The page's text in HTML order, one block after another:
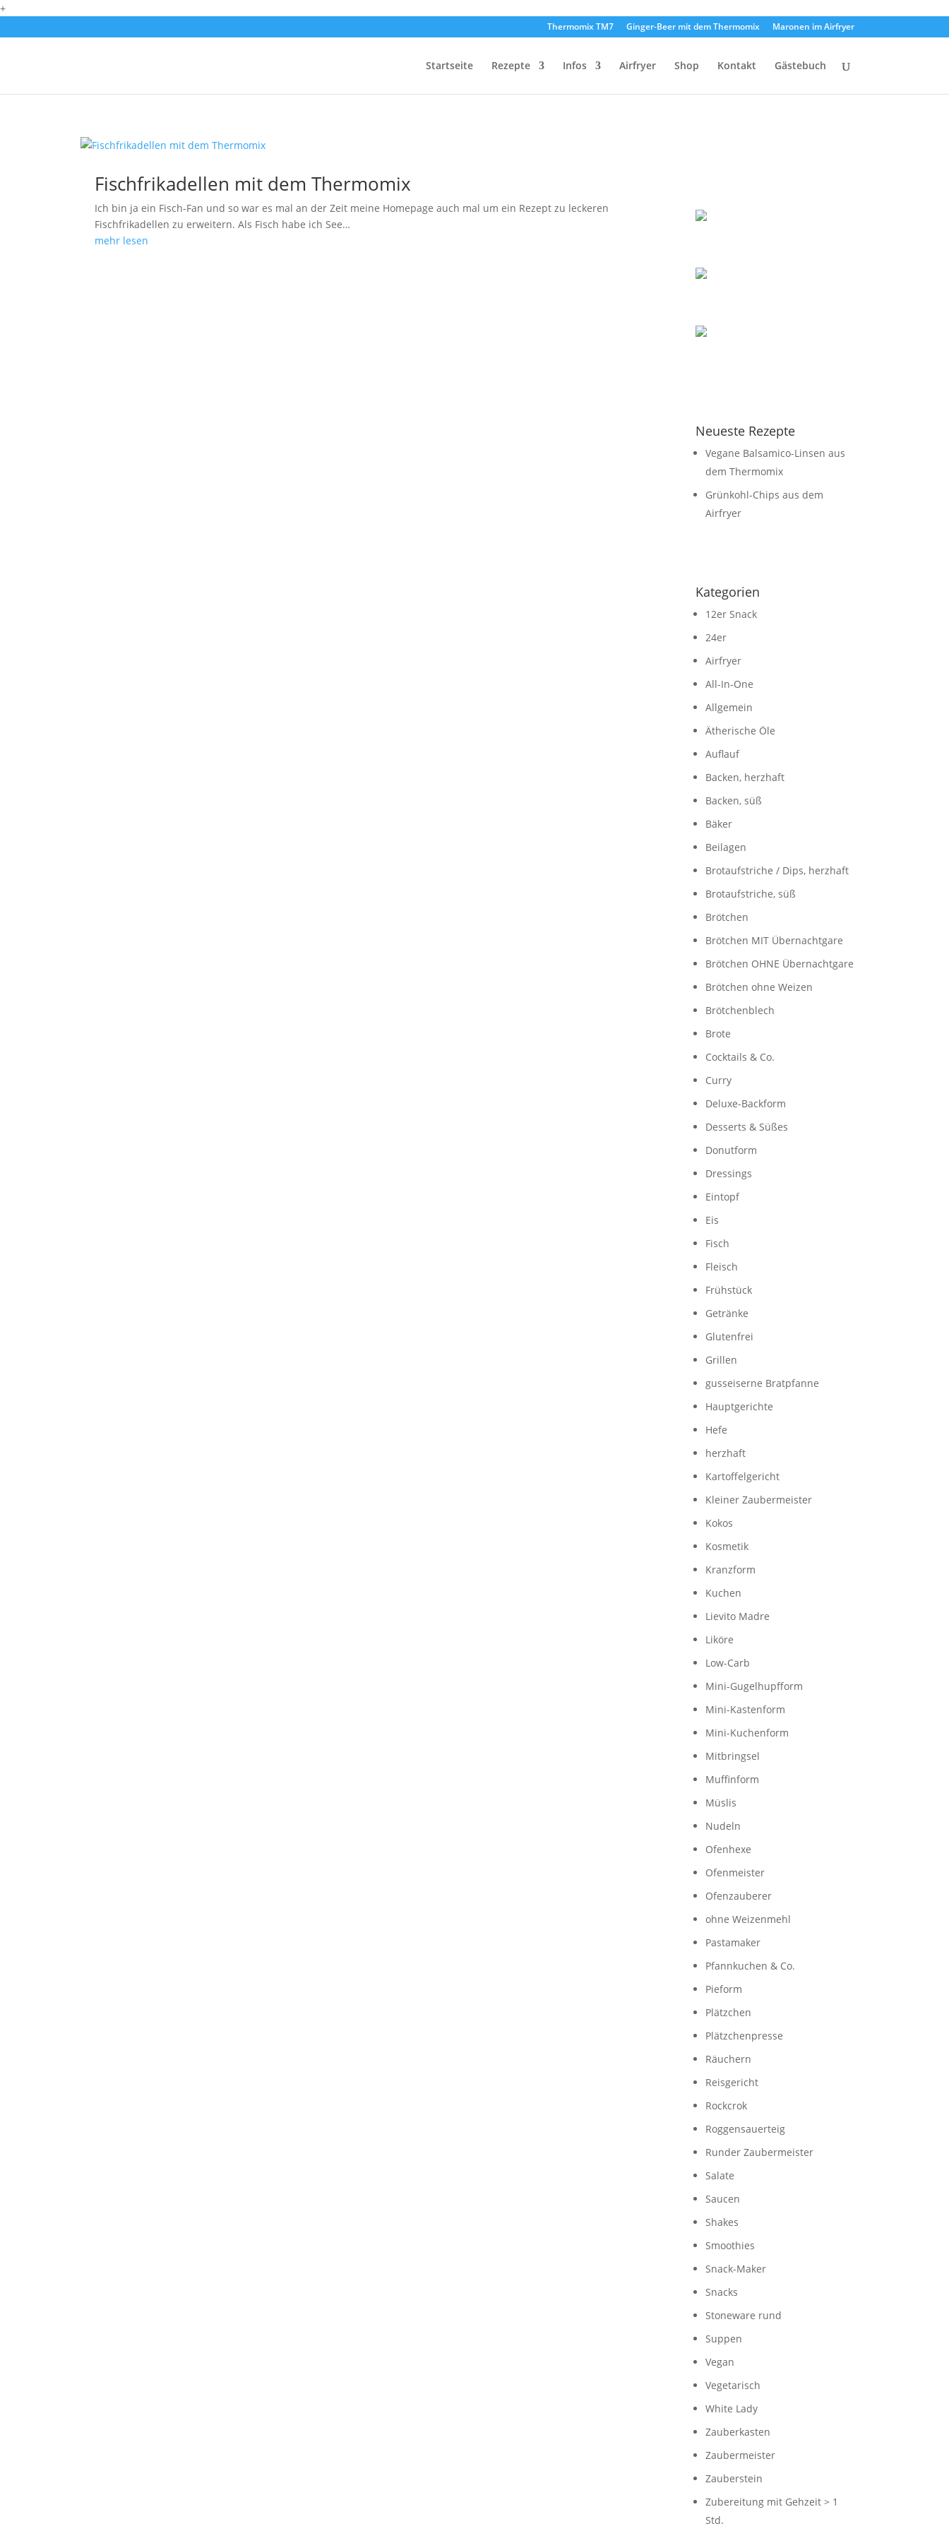
+
Thermomix TM7 Ginger-Beer mit dem Thermomix Maronen im Airfryer
Startseite Rezepte Infos Airfryer Shop Kontakt Gästebuch
Fischfrikadellen mit dem Thermomix
Ich bin ja ein Fisch-Fan und so war es mal an der Zeit meine Homepage auch mal um ein Rezept zu leckeren
Fischfrikadellen zu erweitern. Als Fisch habe ich See…
mehr lesen
Neueste Rezepte
Vegane Balsamico-Linsen aus
dem Thermomix
Grünkohl-Chips aus dem
Airfryer
Kategorien
12er Snack
24er
Airfryer
All-In-One
Allgemein
Ätherische Öle
Auflauf
Backen, herzhaft
Backen, süß
Bäker
Beilagen
Brotaufstriche / Dips, herzhaft
Brotaufstriche, süß
Brötchen
Brötchen MIT Übernachtgare
Brötchen OHNE Übernachtgare
Brötchen ohne Weizen
Brötchenblech
Brote
Cocktails & Co.
Curry
Deluxe-Backform
Desserts & Süßes
Donutform
Dressings
Eintopf
Eis
Fisch
Fleisch
Frühstück
Getränke
Glutenfrei
Grillen
gusseiserne Bratpfanne
Hauptgerichte
Hefe
herzhaft
Kartoffelgericht
Kleiner Zaubermeister
Kokos
Kosmetik
Kranzform
Kuchen
Lievito Madre
Liköre
Low-Carb
Mini-Gugelhupfform
Mini-Kastenform
Mini-Kuchenform
Mitbringsel
Muffinform
Müslis
Nudeln
Ofenhexe
Ofenmeister
Ofenzauberer
ohne Weizenmehl
Pastamaker
Pfannkuchen & Co.
Pieform
Plätzchen
Plätzchenpresse
Räuchern
Reisgericht
Rockcrok
Roggensauerteig
Runder Zaubermeister
Salate
Saucen
Shakes
Smoothies
Snack-Maker
Snacks
Stoneware rund
Suppen
Vegan
Vegetarisch
White Lady
Zauberkasten
Zaubermeister
Zauberstein
Zubereitung mit Gehzeit > 1
Std.